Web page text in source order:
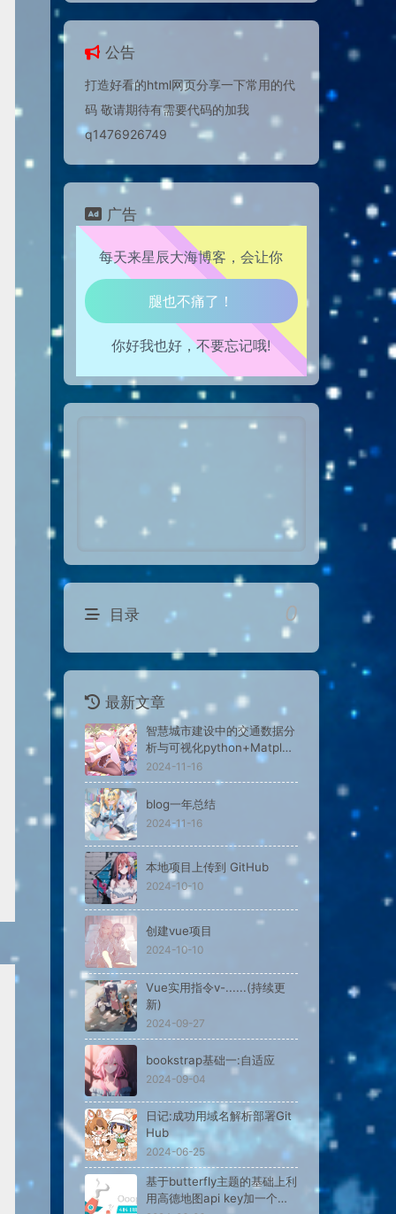
公告
打造好看的html网页分享一下常用的代
码 敬请期待有需要代码的加我
q1476926749
广告
每天来星辰大海博客，会让你
生活也美好了！
心情也舒畅了！
走路也有劲了！
腿也不痛了！
工作也轻松了！
你好我也好，不要忘记哦!
目录 0
最新文章
智慧城市建设中的交通数据分
析与可视化python+Matplotl
ib
2024-11-16
blog一年总结
2024-11-16
本地项目上传到 GitHub
2024-10-10
创建vue项目
2024-10-10
Vue实用指令v-......(持续更
新)
2024-09-27
bookstrap基础一:自适应
2024-09-04
日记:成功用域名解析部署Git
Hub
2024-06-25
基于butterfly主题的基础上利
用高德地图api key加一个侧